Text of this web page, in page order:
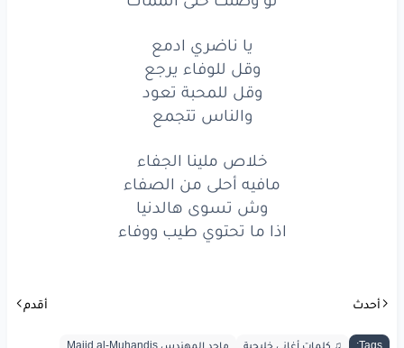
وصلت حتى
الكليبغاالمصلحة
أكبرهمومه بالحياة
يمسحه
وصلت حتىالممات
ياناضريادمع
والناس تتجمع
يا ناضري ادمع
وقل للوفاء يرجع
وقل للمحبة تعود
والناس تتجمع
خلاص ملينا الجفاء
مافيه أحلى من الصفاء
وش تسوى هالدنيا
اذا ما تحتوي طيب ووفاء
أحدث أقدم
Tags: ♫ كلمات أغاني خليجية ماجد المهندس Majid al-Muhandis